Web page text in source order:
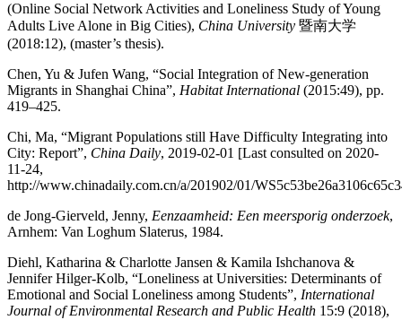
(Online Social Network Activities and Loneliness Study of Young
Adults Live Alone in Big Cities), China University 暨南大学
(2018:12), (master’s thesis).
Chen, Yu & Jufen Wang, “Social Integration of New-generation
Migrants in Shanghai China”, Habitat International (2015:49), pp.
419–425.
Chi, Ma, “Migrant Populations still Have Difficulty Integrating into
City: Report”, China Daily, 2019-02-01 [Last consulted on 2020-
11-24,
http://www.chinadaily.com.cn/a/201902/01/
de Jong-Gierveld, Jenny, Eenzaamheid: Een meersporig onderzoek,
Arnhem: Van Loghum Slaterus, 1984.
Diehl, Katharina & Charlotte Jansen & Kamila Ishchanova &
Jennifer Hilger-Kolb, “Loneliness at Universities: Determinants of
Emotional and Social Loneliness among Students”, International
Journal of Environmental Research and Public Health 15:9 (2018),